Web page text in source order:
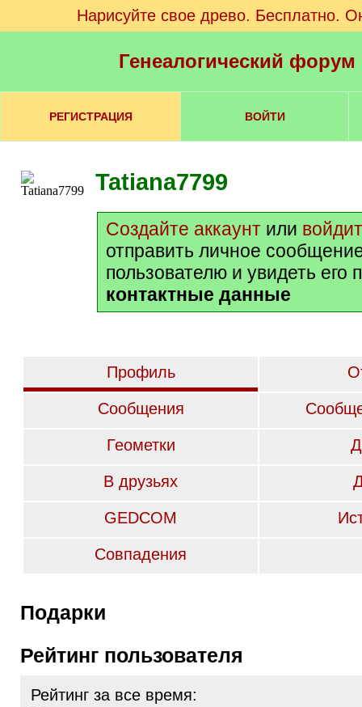
Нарисуйте свое древо. Бесплатно.
Генеалогический
РЕГИСТРАЦИЯ ВОЙТИ
Tatiana7799
Создайте аккаунт или
отправить личное
пользователю и увидеть его
контактные данные
Профиль
Сообщения
Геометки
В друзьях
GEDCOM
Совпадения
Подарки
Рейтинг пользователя
Рейтинг за все время: